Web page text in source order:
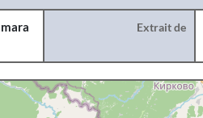
Extrait de